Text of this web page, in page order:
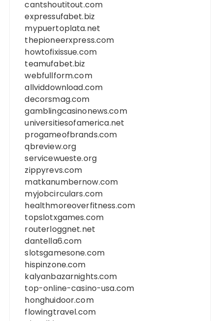
cantshoutitout.com
expressufabet.biz
mypuertoplata.net
thepioneerxpress.com
howtofixissue.com
teamufabet.biz
webfullform.com
allviddownload.com
decorsmag.com
gamblingcasinonews.com
universitiesofamerica.net
progameofbrands.com
qbreview.org
servicewueste.org
zippyrevs.com
matkanumbernow.com
myjobcirculars.com
healthmoreoverfitness.com
topslotxgames.com
routerloggnet.net
dantella6.com
slotsgamesone.com
hispinzone.com
kalyanbazarnights.com
top-online-casino-usa.com
honghuidoor.com
flowingtravel.com